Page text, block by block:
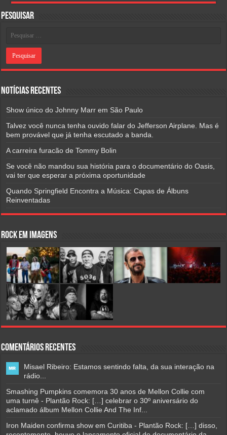
Pesquisar
Notícias Recentes
Show único do Johnny Marr em São Paulo
Talvez você nunca tenha ouvido falar do Jefferson Airplane. Mas é
bem provável que já tenha escutado a banda.
A carreira furacão de Tommy Bolin
Se você não mandou sua história para o documentário do Oasis,
vai ter que esperar a próxima oportunidade
Quando Springfield Encontra a Música: Capas de Álbuns
Reinventadas
Rock em Imagens
Comentários Recentes
Misael Ribeiro: Estamos sentindo falta, da sua interação na
rádio...
Smashing Pumpkins comemora 30 anos de Mellon Collie com
uma turnê - Plantão Rock: […] celebrar o 30º aniversário do
aclamado álbum Mellon Collie And The Inf...
Iron Maiden confirma show em Curitiba - Plantão Rock: […] disso,